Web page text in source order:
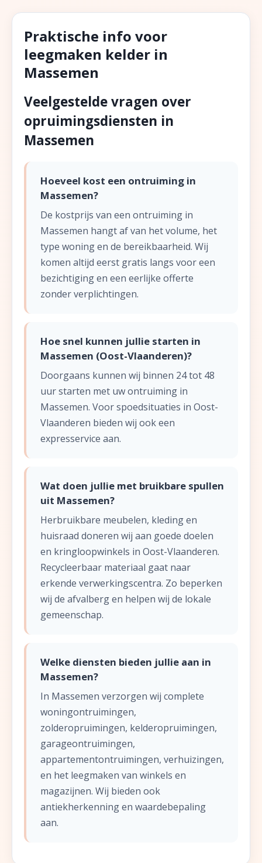
Praktische info voor
leegmaken kelder in
Massemen
Veelgestelde vragen over
opruimingsdiensten in
Massemen
Hoeveel kost een ontruiming in
Massemen?
De kostprijs van een ontruiming in
Massemen hangt af van het volume, het
type woning en de bereikbaarheid. Wij
komen altijd eerst gratis langs voor een
bezichtiging en een eerlijke offerte
zonder verplichtingen.
Hoe snel kunnen jullie starten in
Massemen (Oost-Vlaanderen)?
Doorgaans kunnen wij binnen 24 tot 48
uur starten met uw ontruiming in
Massemen. Voor spoedsituaties in Oost-
Vlaanderen bieden wij ook een
expresservice aan.
Wat doen jullie met bruikbare spullen
uit Massemen?
Herbruikbare meubelen, kleding en
huisraad doneren wij aan goede doelen
en kringloopwinkels in Oost-Vlaanderen.
Recycleerbaar materiaal gaat naar
erkende verwerkingscentra. Zo beperken
wij de afvalberg en helpen wij de lokale
gemeenschap.
Welke diensten bieden jullie aan in
Massemen?
In Massemen verzorgen wij complete
woningontruimingen,
zolderopruimingen, kelderopruimingen,
garageontruimingen,
appartementontruimingen, verhuizingen,
en het leegmaken van winkels en
magazijnen. Wij bieden ook
antiekherkenning en waardebepaling
aan.